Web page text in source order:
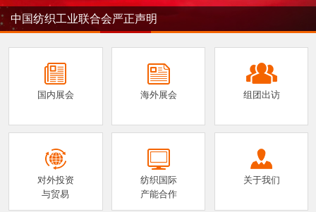
中国纺织工业联合会严正声明
国内展会 海外展会 组团出访
对外投资
与贸易
纺织国际
产能合作
关于我们